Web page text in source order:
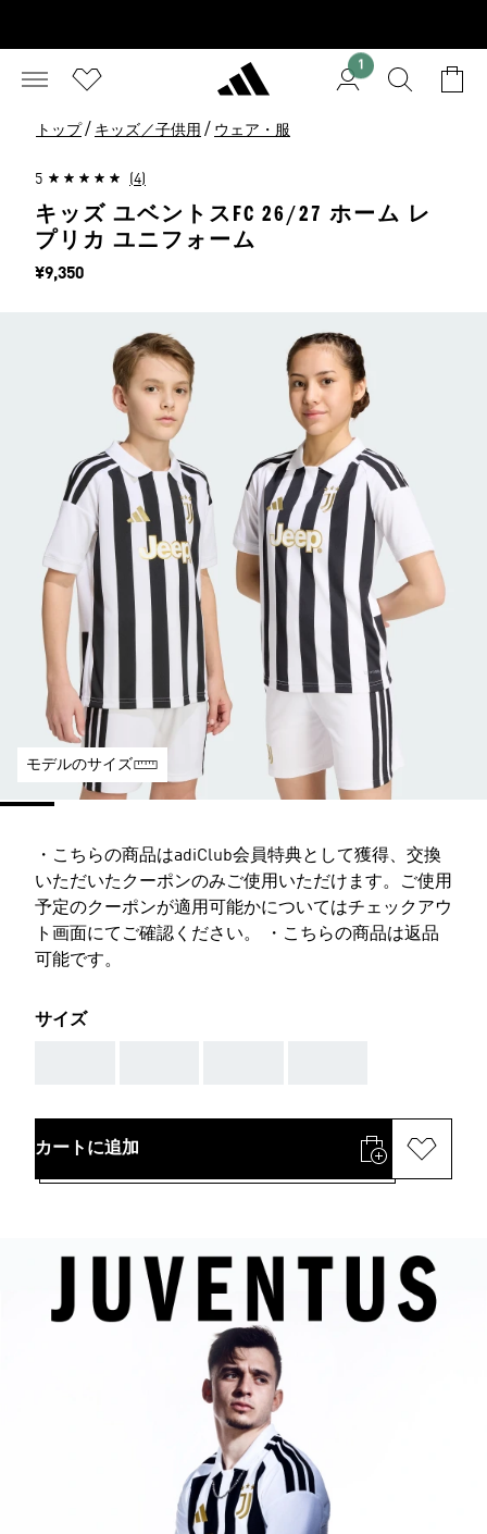
1
トップ / キッズ／子供用 / ウェア・服
5 (4)
キッズ ユベントスFC 26/27 ホーム レ
プリカ ユニフォーム
価格
¥9,350
モデルのサイズ
・こちらの商品はadiClub会員特典として獲得、交換
いただいたクーポンのみご使用いただけます。ご使用
予定のクーポンが適用可能かについてはチェックアウ
ト画面にてご確認ください。 ・こちらの商品は返品
可能です。
サイズ
カートに追加